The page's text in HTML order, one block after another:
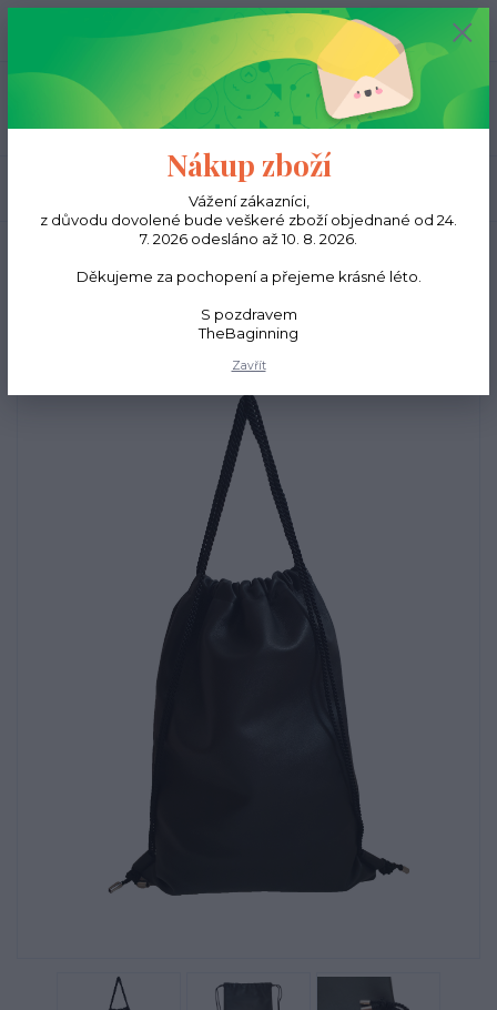
Menu
0,00 Kč
Batohy Dámské batohy Kožený vak na záda - Černý
Kožený vak na záda - Černý
Nákup zboží
Vážení zákazníci,
z důvodu dovolené bude veškeré zboží objednané od 24.
7. 2026 odesláno až 10. 8. 2026.
Děkujeme za pochopení a přejeme krásné léto.
S pozdravem
TheBaginning
Zavřít